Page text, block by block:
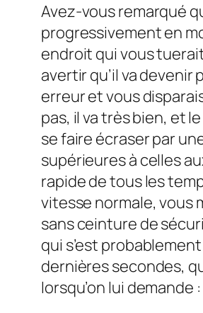
Avez-vous remarqué
progressivement en
endroit qui vous
avertir qu’il va
erreur et vous
pas, il va très bien, et
se faire écraser par
supérieures à celles
rapide de tous les
vitesse normale, vous
sans ceinture de
qui s’est
dernières secondes,
lorsqu’on lui demande